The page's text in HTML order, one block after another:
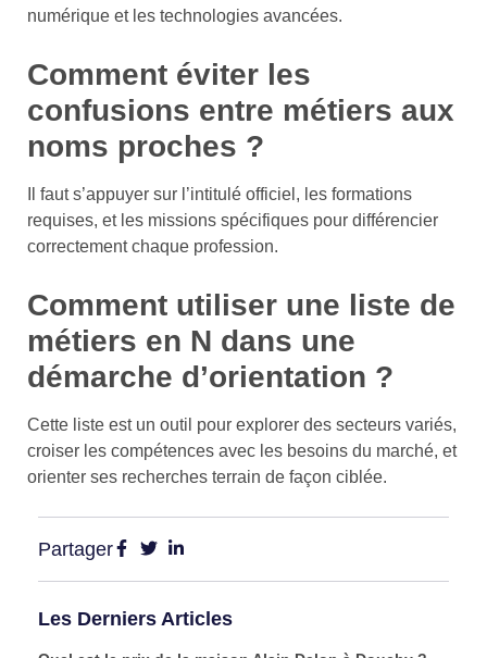
numérique et les technologies avancées.
Comment éviter les
confusions entre métiers aux
noms proches ?
Il faut s’appuyer sur l’intitulé officiel, les formations
requises, et les missions spécifiques pour différencier
correctement chaque profession.
Comment utiliser une liste de
métiers en N dans une
démarche d’orientation ?
Cette liste est un outil pour explorer des secteurs variés,
croiser les compétences avec les besoins du marché, et
orienter ses recherches terrain de façon ciblée.
Partager
Les Derniers Articles